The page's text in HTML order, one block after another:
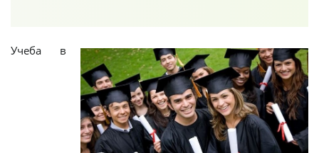
Учеба в